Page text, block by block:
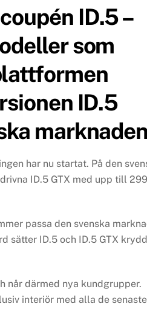
ID.5 –
som
ID.5
har nu startat. På den
ID.5 GTX med upp till 299
passa den svenska
sätter ID.5 och ID.5 GTX
når därmed nya kundgrupper.
interiör med alla de senaste